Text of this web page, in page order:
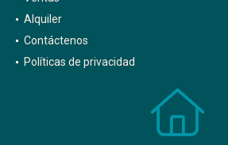
Alquiler
Contáctenos
Políticas de privacidad